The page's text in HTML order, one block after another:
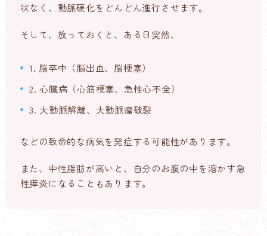
状なく、動脈硬化をどんどん進行させます。
そして、放っておくと、ある日突然、
1. 脳卒中（脳出血、脳梗塞）
2. 心臓病（心筋梗塞、急性心不全）
3. 大動脈解離、大動脈瘤破裂
などの致命的な病気を発症する可能性があります。
また、中性脂肪が高いと、自分のお腹の中を溶かす急
性膵炎になることもあります。